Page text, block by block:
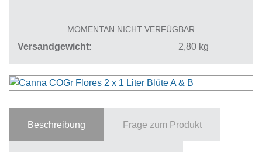
MOMENTAN NICHT VERFÜGBAR
Versandgewicht 2,80 kg
Beschreibung Frage zum Produkt